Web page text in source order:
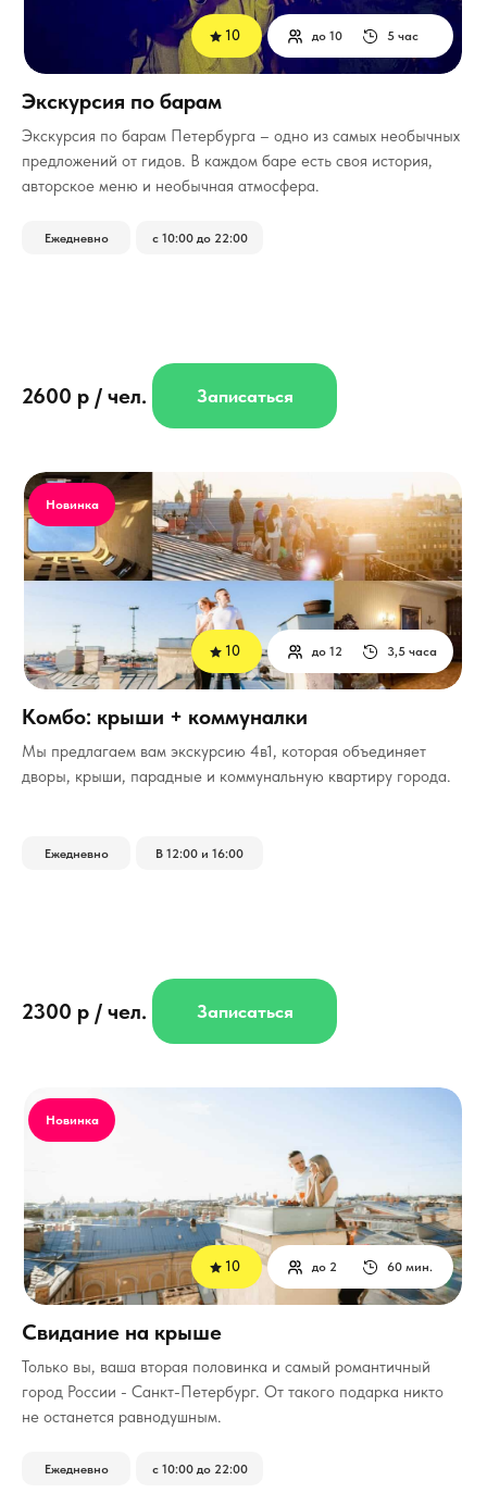
­Экскурсия по барам Петербурга – одно из самых необычных
предложений от гидов. В каждом баре есть своя история,
авторское меню и необычная атмосфера.
2600 р / чел.
5 час
до 10
Ежедневно с 10:00 до 22:00
Записаться
Экскурсия по барам
10
Мы предлагаем вам экскурсию 4в1, которая объединяет
дворы, крыши, парадные и коммунальную квартиру города.
2300 р / чел.
3,5 часа
до 12
Ежедневно В 12:00 и 16:00
Новинка
Записаться
Комбо: крыши + коммуналки
10
Только вы, ваша вторая половинка и самый романтичный
город России - Санкт-Петербург. От такого подарка никто
не останется равнодушным.
60 мин.
до 2
Ежедневно с 10:00 до 22:00
Новинка
Свидание на крыше
10